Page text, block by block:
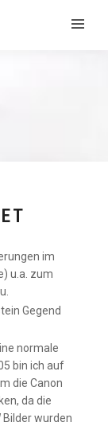
im
u.a. zum
Gegend
normale
bin ich auf
die Canon
da die
Bilder wurden